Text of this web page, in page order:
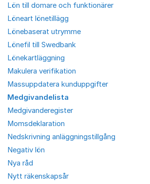
Lön till domare och funktionärer
Löneart lönetillägg
Lönebaserat utrymme
Lönefil till Swedbank
Lönekartläggning
Makulera verifikation
Massuppdatera kunduppgifter
Medgivandelista
Medgivanderegister
Momsdeklaration
Nedskrivning anläggningstillgång
Negativ lön
Nya råd
Nytt räkenskapsår